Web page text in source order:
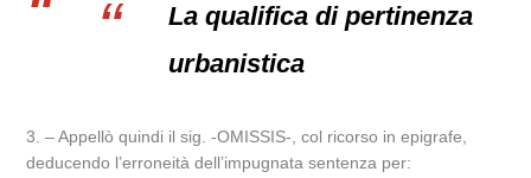
La qualifica di pertinenza
urbanistica
3. – Appellò quindi il sig. -OMISSIS-, col ricorso in epigrafe,
deducendo l’erroneità dell’impugnata sentenza per: